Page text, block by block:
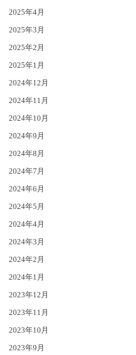
2025年4月
2025年3月
2025年2月
2025年1月
2024年12月
2024年11月
2024年10月
2024年9月
2024年8月
2024年7月
2024年6月
2024年5月
2024年4月
2024年3月
2024年2月
2024年1月
2023年12月
2023年11月
2023年10月
2023年9月